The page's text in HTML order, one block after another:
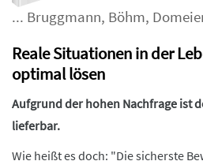
... Bruggmann, Böhm,
Reale Situationen in der
optimal lösen
Aufgrund der hohen Nachfrage ist
lieferbar.
Wie heißt es doch: "Die sicherste